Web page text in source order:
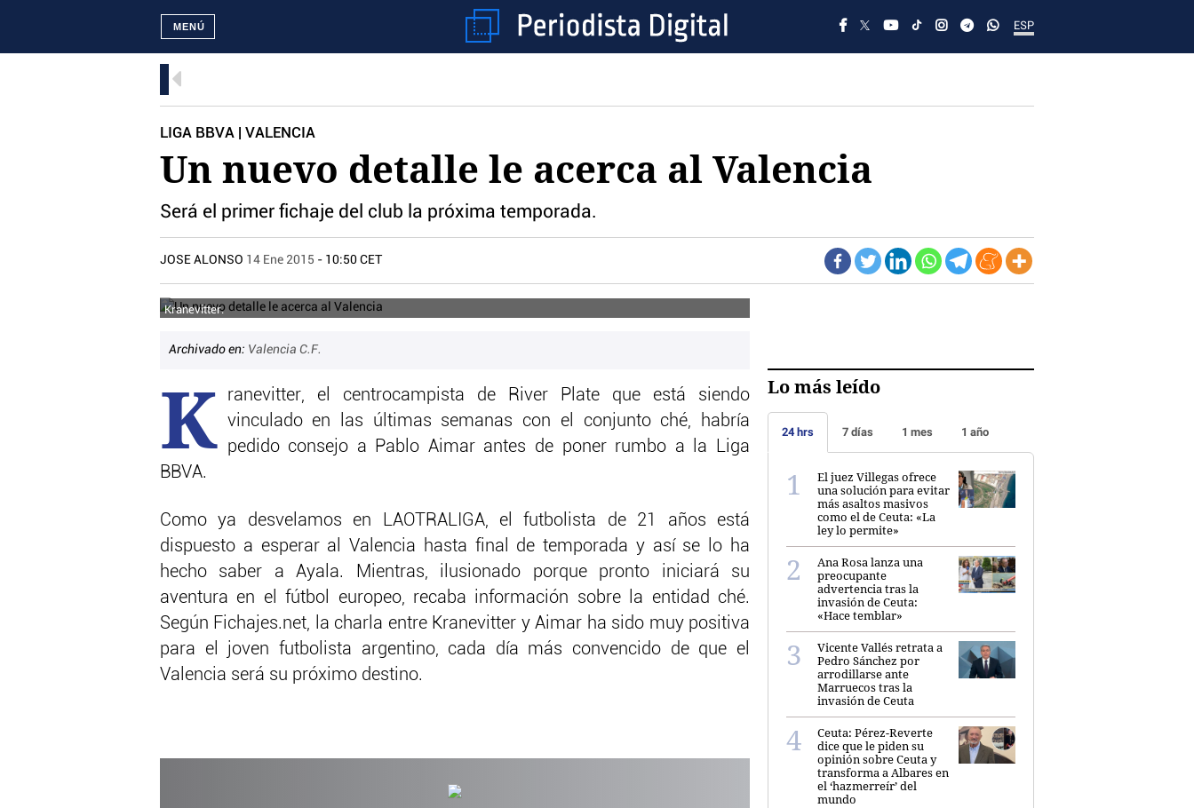
ESP
MENÚ
LIGA BBVA | VALENCIA
Un nuevo detalle le acerca al Valencia
Será el primer fichaje del club la próxima temporada.
JOSE ALONSO 14 Ene 2015 - 10:50 CET
Kranevitter.
Archivado en: Valencia C.F.
K ranevitter, el centrocampista de River Plate que está siendo
vinculado en las últimas semanas con el conjunto ché, habría
pedido consejo a Pablo Aimar antes de poner rumbo a la Liga
BBVA.
Como ya desvelamos en LAOTRALIGA, el futbolista de 21 años está
dispuesto a esperar al Valencia hasta final de temporada y así se lo ha
hecho saber a Ayala. Mientras, ilusionado porque pronto iniciará su
aventura en el fútbol europeo, recaba información sobre la entidad ché.
Según Fichajes.net, la charla entre Kranevitter y Aimar ha sido muy positiva
para el joven futbolista argentino, cada día más convencido de que el
Valencia será su próximo destino.
Lo más leído
24 hrs 7 días 1 mes 1 año
El juez Villegas ofrece
una solución para evitar
más asaltos masivos
como el de Ceuta: «La
ley lo permite»
Ana Rosa lanza una
preocupante
advertencia tras la
invasión de Ceuta:
«Hace temblar»
Vicente Vallés retrata a
Pedro Sánchez por
arrodillarse ante
Marruecos tras la
invasión de Ceuta
Ceuta: Pérez-Reverte
dice que le piden su
opinión sobre Ceuta y
transforma a Albares en
el ‘hazmerreír’ del
mundo